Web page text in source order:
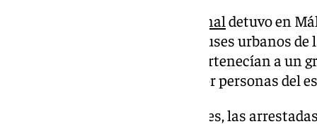
Policía Nacionaldetuvo en
la comisión de hurtos en autobuses urbanos
detenidas con anterioridad y pertenecían a
constituido, principalmente, por personas del
Según las indagaciones policiales, las